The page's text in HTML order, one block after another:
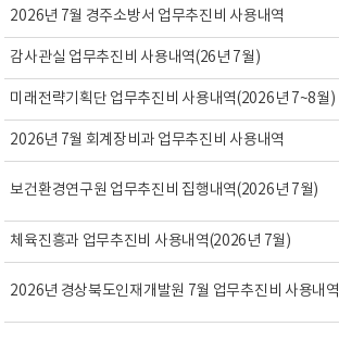
2026년 7월 경주소방서 업무추진비 사용내역
감사관실 업무추진비 사용내역(26년 7월)
미래전략기획단 업무추진비 사용내역(2026년 7~8월)
2026년 7월 회계장비과 업무추진비 사용내역
보건환경연구원 업무추진비 집행내역(2026년 7월)
체육진흥과 업무추진비 사용내역(2026년 7월)
2026년 경상북도인재개발원 7월 업무추진비 사용내역